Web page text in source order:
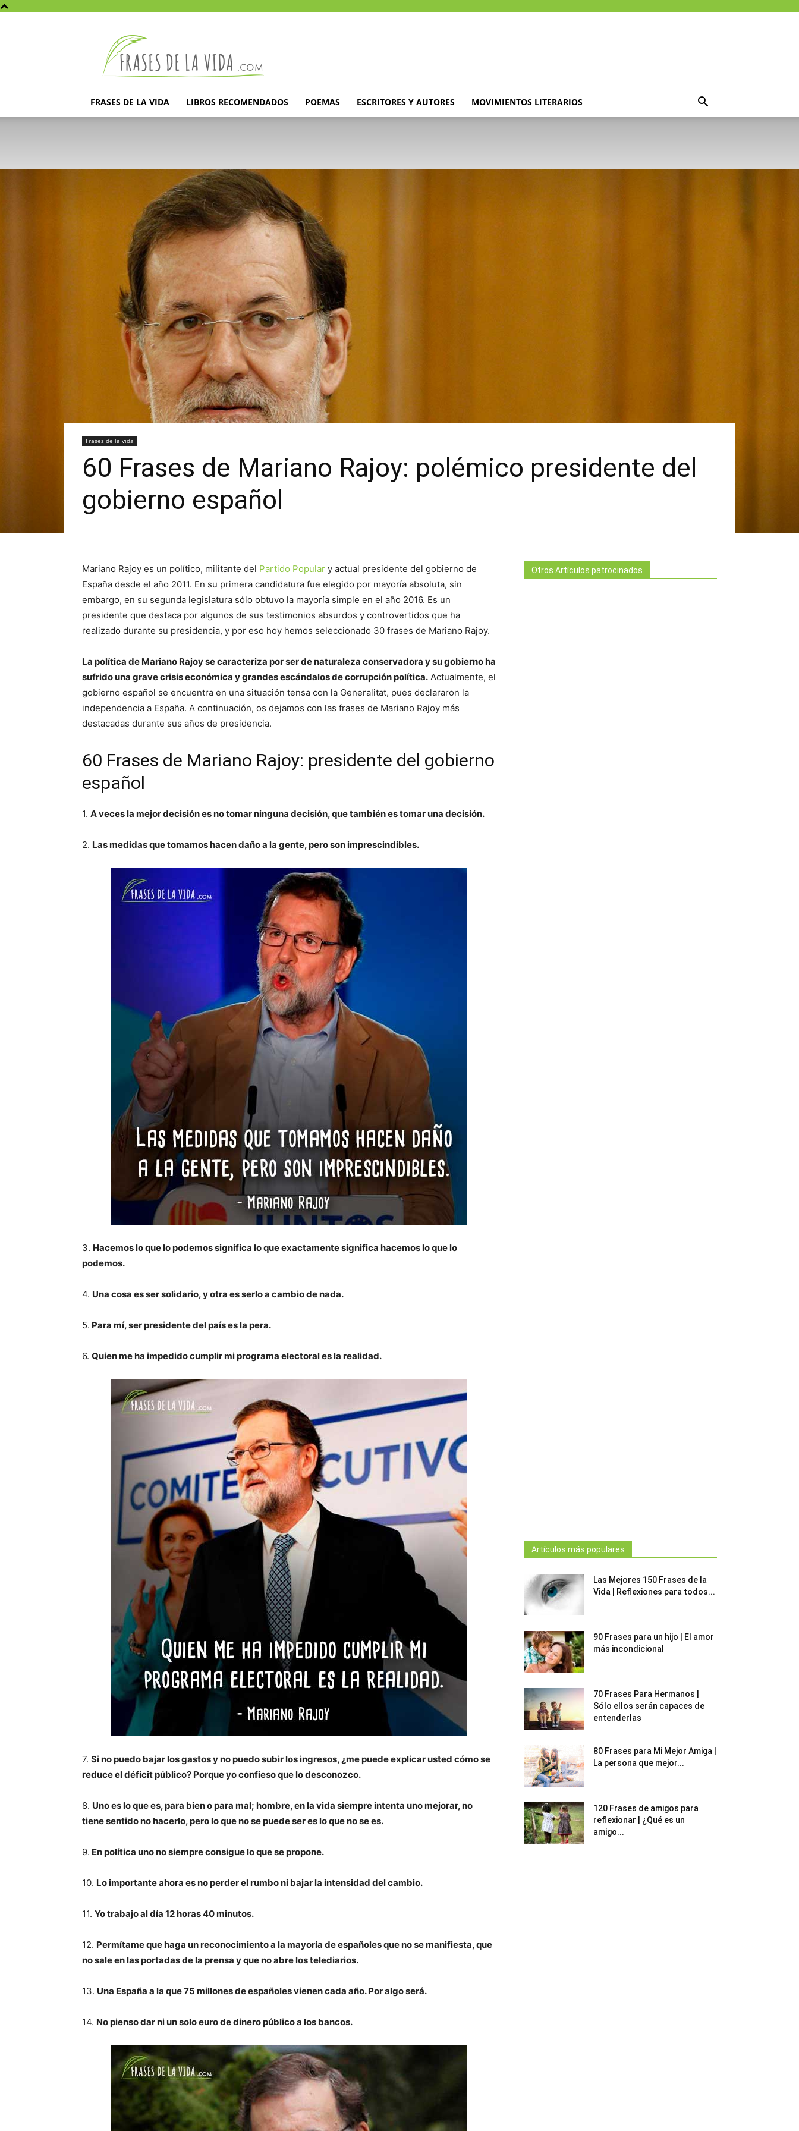
la
vida
FRASES DE LA VIDA LIBROS RECOMENDADOS POEMAS ESCRITORES Y AUTORES MOVIMIENTOS LITERARIOS
Frases de la vida
60 Frases de Mariano Rajoy: polémico presidente del
gobierno español
Mariano Rajoy es un político, militante del Partido Popular y actual presidente del gobierno de
España desde el año 2011. En su primera candidatura fue elegido por mayoría absoluta, sin
embargo, en su segunda legislatura sólo obtuvo la mayoría simple en el año 2016. Es un
presidente que destaca por algunos de sus testimonios absurdos y controvertidos que ha
realizado durante su presidencia, y por eso hoy hemos seleccionado 30 frases de Mariano Rajoy.
La política de Mariano Rajoy se caracteriza por ser de naturaleza conservadora y su gobierno ha
sufrido una grave crisis económica y grandes escándalos de corrupción política. Actualmente, el
gobierno español se encuentra en una situación tensa con la Generalitat, pues declararon la
independencia a España. A continuación, os dejamos con las frases de Mariano Rajoy más
destacadas durante sus años de presidencia.
60 Frases de Mariano Rajoy: presidente del gobierno
español
1. A veces la mejor decisión es no tomar ninguna decisión, que también es tomar una decisión.
2. Las medidas que tomamos hacen daño a la gente, pero son imprescindibles.
3. Hacemos lo que lo podemos significa lo que exactamente significa hacemos lo que lo
podemos.
4. Una cosa es ser solidario, y otra es serlo a cambio de nada.
5. Para mí, ser presidente del país es la pera.
6. Quien me ha impedido cumplir mi programa electoral es la realidad.
7. Si no puedo bajar los gastos y no puedo subir los ingresos, ¿me puede explicar usted cómo se
reduce el déficit público? Porque yo confieso que lo desconozco.
8. Uno es lo que es, para bien o para mal; hombre, en la vida siempre intenta uno mejorar, no
tiene sentido no hacerlo, pero lo que no se puede ser es lo que no se es.
9. En política uno no siempre consigue lo que se propone.
10. Lo importante ahora es no perder el rumbo ni bajar la intensidad del cambio.
11. Yo trabajo al día 12 horas 40 minutos.
12. Permítame que haga un reconocimiento a la mayoría de españoles que no se manifiesta, que
no sale en las portadas de la prensa y que no abre los telediarios.
13. Una España a la que 75 millones de españoles vienen cada año. Por algo será.
14. No pienso dar ni un solo euro de dinero público a los bancos.
Otros Artículos patrocinados
Artículos más populares
Las Mejores 150 Frases de la
Vida | Reflexiones para todos...
90 Frases para un hijo | El amor
más incondicional
70 Frases Para Hermanos |
Sólo ellos serán capaces de
entenderlas
80 Frases para Mi Mejor Amiga |
La persona que mejor...
120 Frases de amigos para
reflexionar | ¿Qué es un
amigo...